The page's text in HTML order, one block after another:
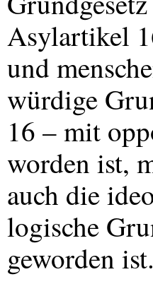
Asylartikel
und
würdige
16 – mit
worden ist,
auch die
logische
geworden